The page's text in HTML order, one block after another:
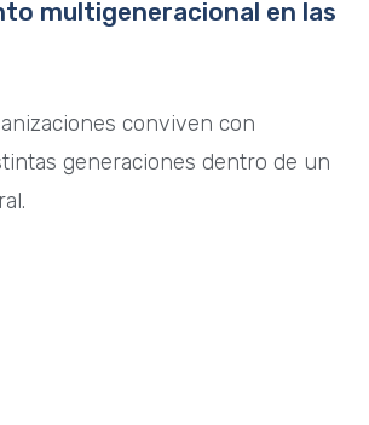
multigeneracional en las
conviven con
generaciones dentro de un